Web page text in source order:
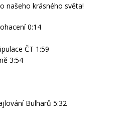
našeho krásného světa!
0:14
ČT 1:59
3:54
Bulharů 5:32